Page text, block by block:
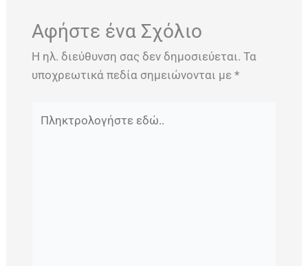
Αφήστε ένα Σχόλιο
Η ηλ. διεύθυνση σας δεν δημοσιεύεται. Τα
υποχρεωτικά πεδία σημειώνονται με *
εδώ..